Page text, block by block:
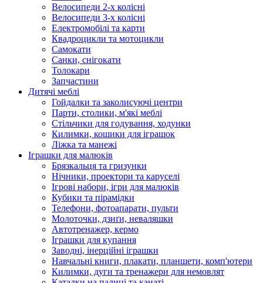
Велосипеди 2-х колісні
Велосипеди 3-х колісні
Електромобілі та карти
Квадроцикли та мотоцикли
Самокати
Санки, снігокати
Толокари
Запчастини
Дитячі меблі
Гойдалки та заколисуючі центри
Парти, столики, м'які меблі
Стільчики для годування, ходунки
Килимки, кошики для іграшок
Ліжка та манежі
Іграшки для малюків
Брязкальця та гризунки
Нічники, проектори та каруселі
Ігрові набори, ігри для малюків
Кубики та пірамідки
Телефони, фотоапарати, пульти
Молоточки, дзиґи, неваляшки
Автотренажер, кермо
Іграшки для купання
Заводні, інерційні іграшки
Навчальні книги, плакати, планшети, комп'ютери
Килимки, дуги та тренажери для немовлят